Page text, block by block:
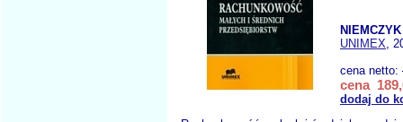
UNIMEX,
cena netto:
cena
dodaj do